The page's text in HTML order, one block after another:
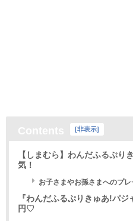
非表示
【しまむら】わんだふるぷり
気！
お子さまやお孫さまへのプレ
『わんだふるぷりきゅあ!パ
円♡